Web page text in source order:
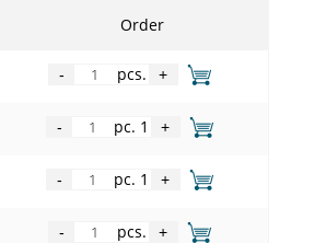
Order
- pcs. +
- pc. 1 +
- pc. 1 +
- pcs. +